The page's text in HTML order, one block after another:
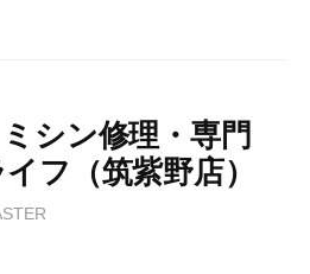
シン修理・専門
フ（筑紫野店）